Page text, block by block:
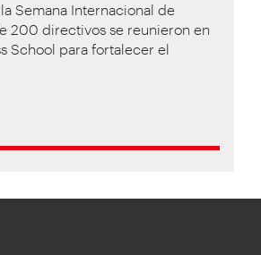
Semana Internacional de
200 directivos se reunieron en
School para fortalecer el